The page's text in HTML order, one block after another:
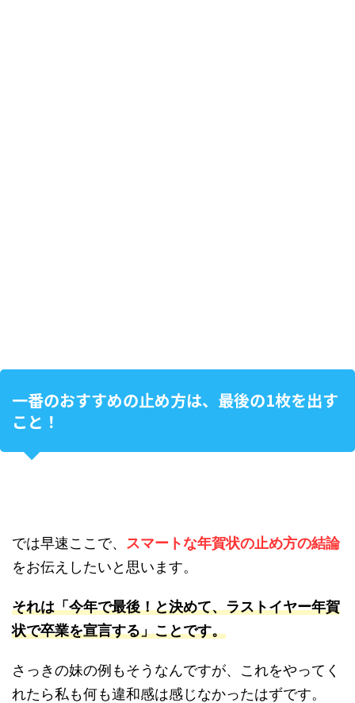
一番のおすすめの止め方は、最後の1枚を出す
こと！
では早速ここで、 スマートな年賀状の止め方の結論
をお伝えしたいと思います。
それは「今年で最後！と決めて、ラストイヤー年賀
状で卒業を宣言する」ことです。
さっきの妹の例もそうなんですが、これをやってく
れたら私も何も違和感は感じなかったはずです。